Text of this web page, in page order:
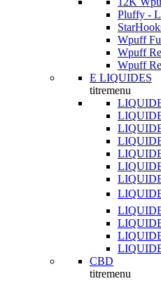
Pluffy -
Wpuff
Wpuff
Wpuff
E LIQUIDES
titremenu
CBD
titremenu